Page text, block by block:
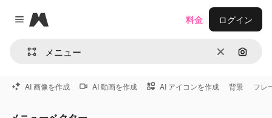
Close menu
Magnific
消去 画像で
料金 ログイン
AI 画像を作成 AI 動画を作成 AI アイコンを作成 背景 フレ